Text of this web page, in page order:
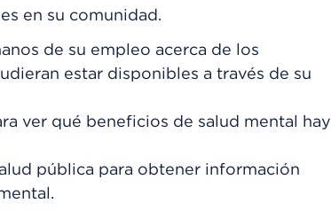
en su comunidad.
de su empleo acerca de los
estar disponibles a través de su
ver qué beneficios de salud mental hay
pública para obtener información